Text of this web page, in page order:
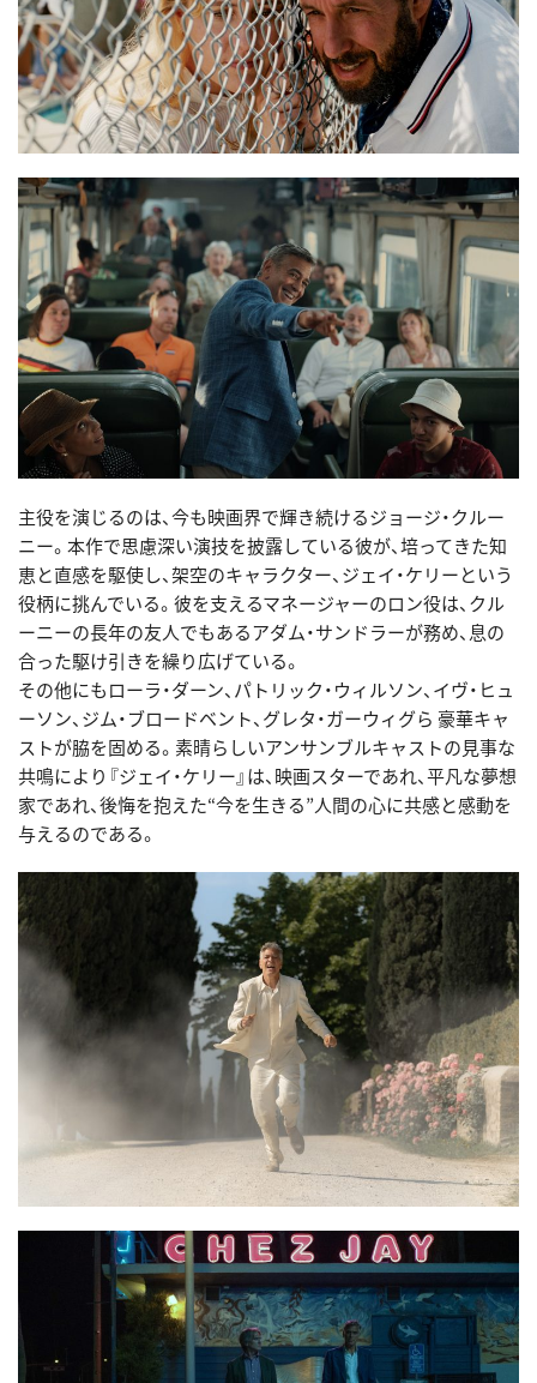
主役を演じるのは、今も映画界で輝き続けるジョージ・クルー
ニー。本作で思慮深い演技を披露している彼が、培ってきた知
恵と直感を駆使し、架空のキャラクター、ジェイ・ケリーという
役柄に挑んでいる。彼を支えるマネージャーのロン役は、クル
ーニーの長年の友人でもあるアダム・サンドラーが務め、息の
合った駆け引きを繰り広げている。
その他にもローラ・ダーン、パトリック・ウィルソン、イヴ・ヒュ
ーソン、ジム・ブロードベント、グレタ・ガーウィグら 豪華キャ
ストが脇を固める。素晴らしいアンサンブルキャストの見事な
共鳴により『ジェイ・ケリー』は、映画スターであれ、平凡な夢想
家であれ、後悔を抱えた“今を生きる”人間の心に共感と感動を
与えるのである。